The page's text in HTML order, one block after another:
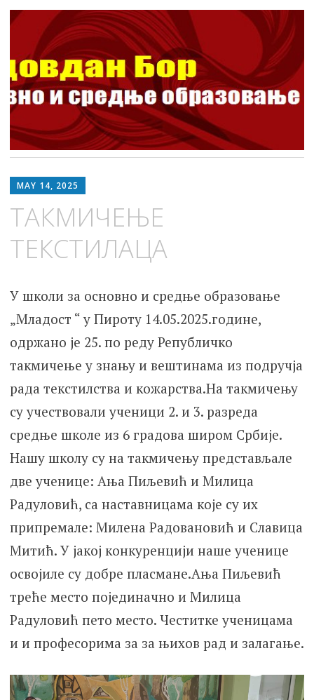
ШОСО Видовдан Бор
Школа за основно и средње образовање
to
MAY 14, 2025
ТАКМИЧЕЊЕ
ТЕКСТИЛАЦА
У школи за основно и средње образовање
„Младост “ у Пироту 14.05.2025.године,
одржано је 25. по реду Републичко
такмичење у знању и вештинама из подручја
рада текстилства и кожарства.На такмичењу
су учествовали ученици 2. и 3. разреда
средње школе из 6 градова широм Србије.
Нашу школу су на такмичењу представљале
две ученице: Ања Пиљевић и Милица
Радуловић, са наставницама које су их
припремале: Милена Радовановић и Славица
Митић. У јакој конкуренцији наше ученице
освојиле су добре пласмане.Ања Пиљевић
треће место појединачно и Милица
Радуловић пето место. Честитке ученицама
и и професорима за за њихов рад и залагање.